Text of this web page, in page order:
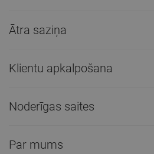
Ātra saziņa
Klientu apkalpošana
Noderīgas saites
Par mums